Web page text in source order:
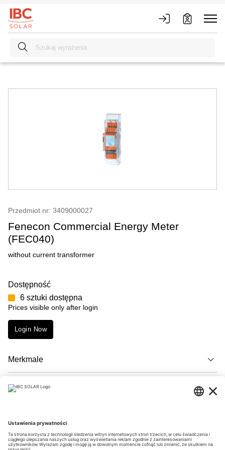
Przedmiot nr: 3409000027
Fenecon Commercial Energy Meter
(FEC040)
without current transformer
Dostępność
6 sztuki dostępna
Prices visible only after login
Login Now
Merkmale
Opis
Downloads